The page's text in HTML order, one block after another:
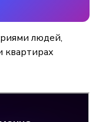
людей,
квартирах